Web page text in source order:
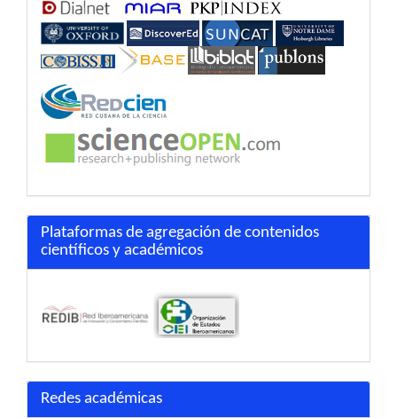
Plataformas de agregación de contenidos
científicos y académicos
Redes académicas